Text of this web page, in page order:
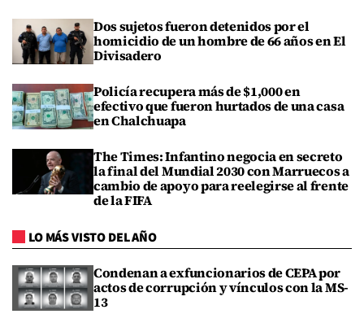
Dos sujetos fueron detenidos por el
homicidio de un hombre de 66 años en El
Divisadero
Policía recupera más de $1,000 en
efectivo que fueron hurtados de una casa
en Chalchuapa
The Times: Infantino negocia en secreto
la final del Mundial 2030 con Marruecos a
cambio de apoyo para reelegirse al frente
de la FIFA
LO MÁS VISTO DEL AÑO
Condenan a exfuncionarios de CEPA por
actos de corrupción y vínculos con la MS-
13